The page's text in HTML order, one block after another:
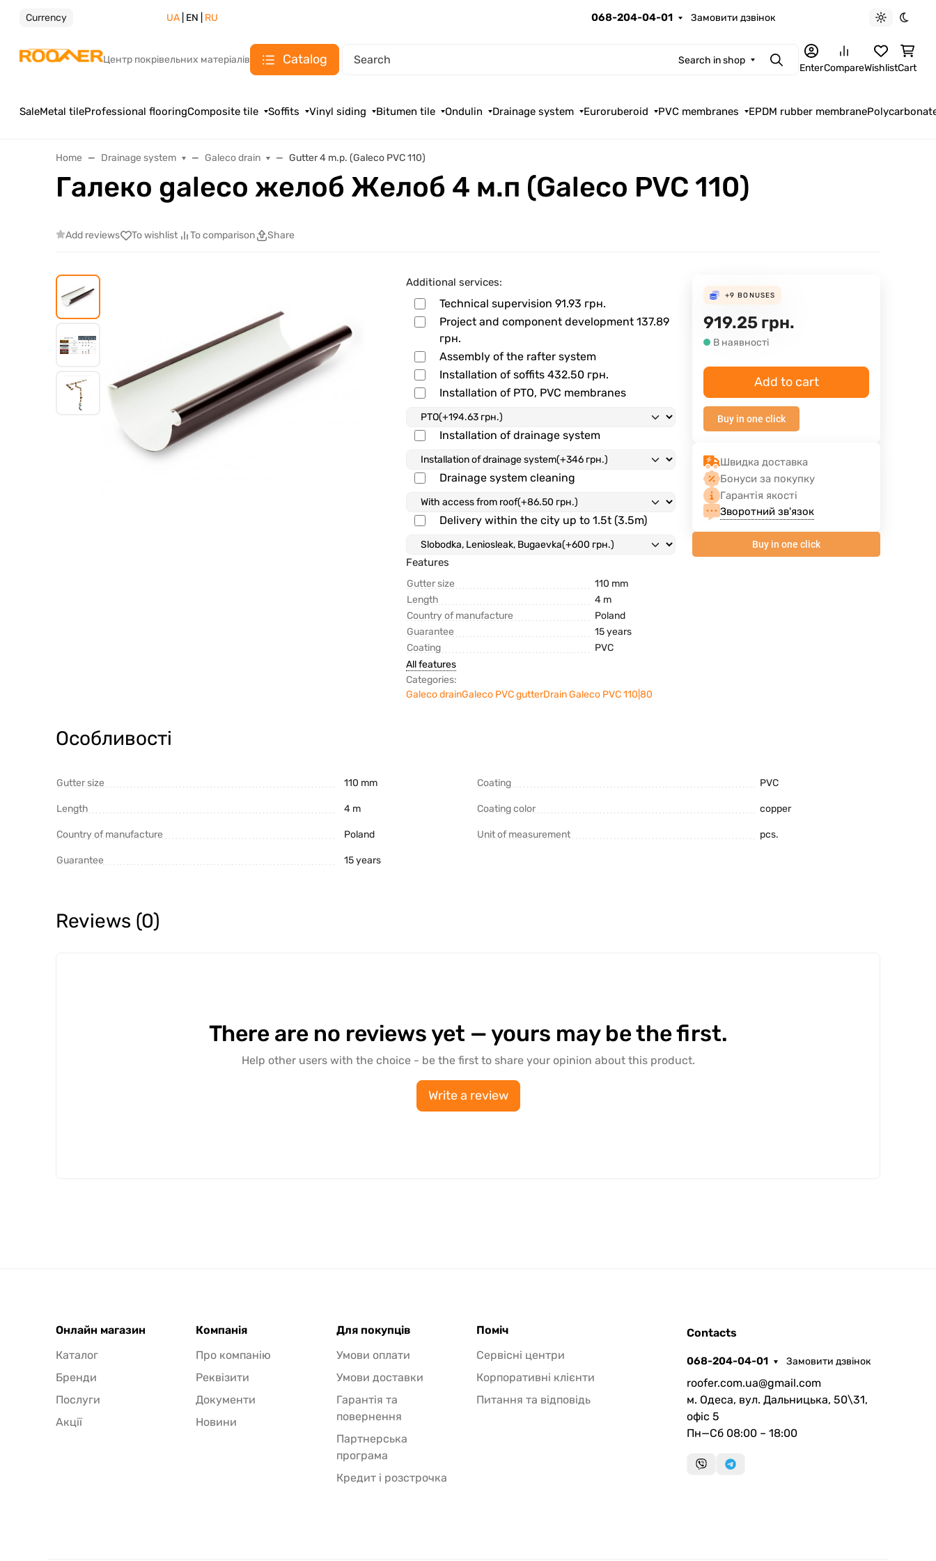
Currency UA| EN | RU 068-204-04-01 Замовити дзвінок
Light theme
Dark
Центр покрівельних матеріалів Catalog Search in shop SearchEnterCompareWishlistCart
SaleMetal tileProfessional flooringComposite tile Soffits Vinyl siding Bitumen tile Ondulin Drainage system Euroruberoid PVC membranes EPDM rubber membrane
Home Drainage system Galeco drain Gutter 4 m.p. (Galeco PVC 110)
Галеко galeco желоб Желоб 4 м.п (Galeco PVC 110)
Add reviews To wishlist To comparison Share
Additional services:
Technical supervision91.93 грн.
Project and component development137.89
грн.
Assembly of the rafter system
Installation of soffits432.50 грн.
Installation of PTO, PVC membranes
Installation of drainage system
Drainage system cleaning
Delivery within the city up to 1.5t (3.5m)
Features
Gutter size
110 mm
Length
4 m
Country of manufacture
Poland
Guarantee
15 years
Coating
PVC
All features
Categories:
Galeco drainGaleco PVC gutterDrain Galeco PVC 110|80
+9 BONUSES
919.25 грн.
В наявності
Add to cart
Buy in one click
Швидка доставка
Бонуси за покупку
Гарантія якості
Зворотний зв'язок
Buy in one click
Особливості
Gutter size 110 mm
Length 4 m
Country of manufacture Poland
Guarantee 15 years
Coating PVC
Coating color copper
Unit of measurement pcs.
Reviews (0)
There are no reviews yet — yours may be the first.
Help other users with the choice - be the first to share your opinion about this product.
Write a review
Онлайн магазин
Каталог
Бренди
Послуги
Акції
Компанія
Про компанію
Реквізити
Документи
Новини
Для покупців
Умови оплати
Умови доставки
Гарантія та
повернення
Партнерська
програма
Кредит і розстрочка
Поміч
Сервісні центри
Корпоративні клієнти
Питання та відповідь
Contacts
068-204-04-01 Замовити дзвінок
roofer.com.ua@gmail.com
м. Одеса, вул. Дальницька, 50\31,
офіс 5
Пн—Сб 08:00 – 18:00
ROOFER
AI помічник